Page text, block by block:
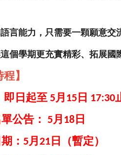
言能力，只需要一顆願意交
個學期更充實精彩、拓展國
】
即日起至 5 月 15 日 17:30
公告： 5 月 18 日
： 5 月 21 日（暫定）